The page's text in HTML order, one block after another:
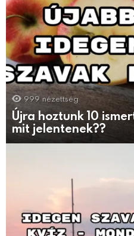
999 nézettség
Újra hoztunk 10
mit jelentenek??